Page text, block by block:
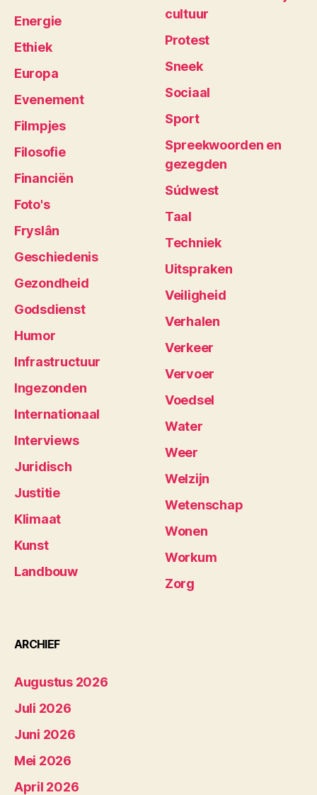
Energie
Ethiek
Europa
Evenement
Filmpjes
Filosofie
Financiën
Foto's
Fryslân
Geschiedenis
Gezondheid
Godsdienst
Humor
Infrastructuur
Ingezonden
Internationaal
Interviews
Juridisch
Justitie
Klimaat
Kunst
Landbouw
cultuur
Protest
Sneek
Sociaal
Sport
Spreekwoorden en
gezegden
Súdwest
Taal
Techniek
Uitspraken
Veiligheid
Verhalen
Verkeer
Vervoer
Voedsel
Water
Weer
Welzijn
Wetenschap
Wonen
Workum
Zorg
ARCHIEF
Augustus 2026
Juli 2026
Juni 2026
Mei 2026
April 2026